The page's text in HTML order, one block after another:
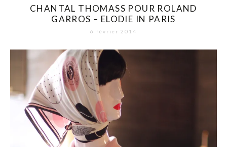
CHANTAL THOMASS POUR ROLAND
GARROS – ELODIE IN PARIS
6 février 2014